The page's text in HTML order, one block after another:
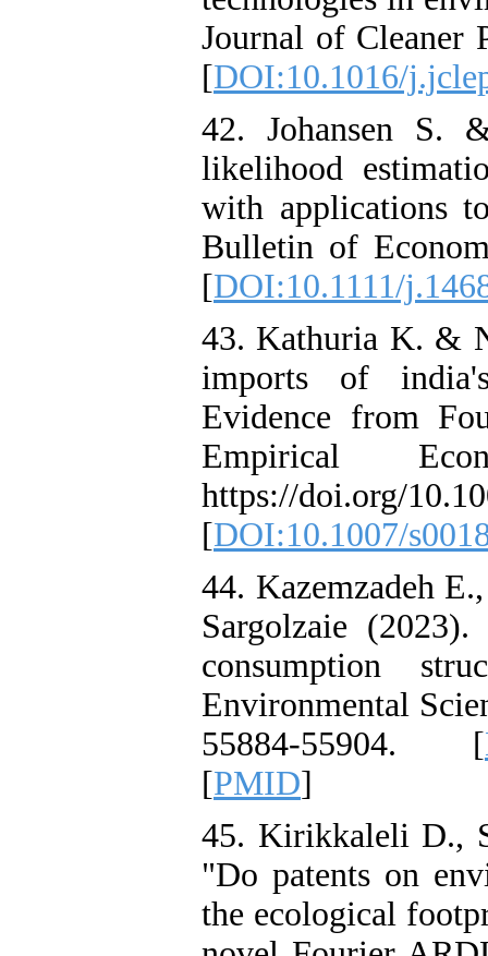
Journal of Cleaner
[DOI:10.1016/
42. Johansen S.
likelihood
with applications
Bulletin of
[DOI:10.1111/
43. Kathuria K. &
imports of
Evidence from
Empirical
https://doi.org/
[DOI:10.1007/
44. Kazemzadeh
Sargolzaie
consumption
Environmental
55884-55904. [
[PMID]
45. Kirikkaleli D.,
"Do patents on
the ecological